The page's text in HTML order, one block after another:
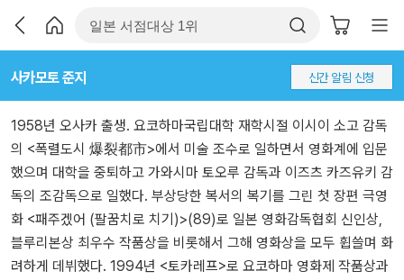
사카모토 준지 신간 알림 신청
1958년 오사카 출생. 요코하마국립대학 재학시절 이시이 소고 감독
의 <폭렬도시 爆裂都市>에서 미술 조수로 일하면서 영화계에 입문
했으며 대학을 중퇴하고 가와시마 토오루 감독과 이즈츠 카즈유키 감
독의 조감독으로 일했다. 부상당한 복서의 복기를 그린 첫 장편 극영
화 <패주겠어 (팔꿈치로 치기)>(89)로 일본 영화감독협회 신인상,
블루리본상 최우수 작품상을 비롯해서 그해 영화상을 모두 휩쓸며 화
려하게 데뷔했다. 1994년 <토카레프>로 요코하마 영화제 작품상과